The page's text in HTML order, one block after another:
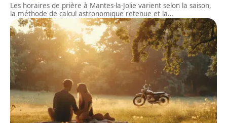
Les horaires de prière à Mantes-la-Jolie varient selon la saison,
la méthode de calcul astronomique retenue et la…